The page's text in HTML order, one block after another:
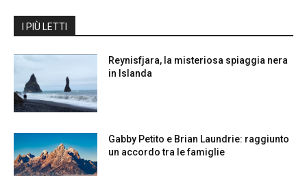
I PIÙ LETTI
Reynisfjara, la misteriosa spiaggia nera
in Islanda
Gabby Petito e Brian Laundrie: raggiunto
un accordo tra le famiglie